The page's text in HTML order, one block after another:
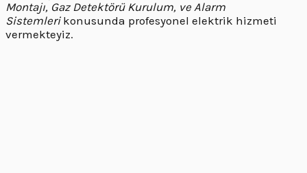
Montajı, Gaz Detektörü Kurulum, ve Alarm
Sistemlerikonusunda profesyonel elektrik hizmeti
vermekteyiz.